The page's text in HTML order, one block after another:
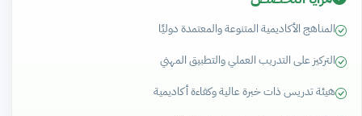
المناهج الأكاديمية المتنوعة والمعتمدة دوليًا
التركيز على التدريب العملي والتطبيق المهني
هيئة تدريس ذات خبرة عالية وكفاءة أكاديمية